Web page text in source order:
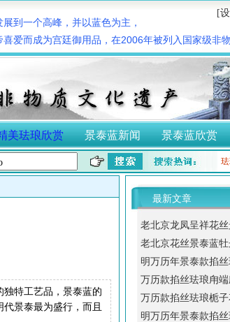
到一个高峰，并以蓝色为主，
爱而成为宫廷御用品，在2006年被列入国家级非
[
美珐琅欣赏 景泰蓝新闻 景泰蓝欣赏
特工艺品，景泰蓝的
景泰最为盛行，而且
最新文章
老北京龙凤呈祥花
老北京花丝景泰蓝
明万历年景泰款掐
万历款掐丝珐琅甪
万历款掐丝珐琅栀
明万历年景泰款掐